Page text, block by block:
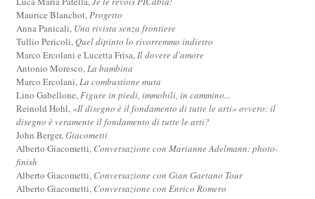
Maurice Blanchot,Progetto
Anna Panicali, Una rivista senza frontiere
Tullio Pericoli,Quel dipinto lo rivorremmo indietro
Marco Ercolani e Lucetta Frisa,Il dovere d'amore
Antonio Moresco,La bambina
Marco Ercolani,La combustione muta
Lino Gabellone,Figure in piedi, immobili, in cammino...
Reinold Hohl, «Il disegno è il fondamento di tutte le arti» ovvero: il
disegno è veramente il fondamento di tutte le arti?
John Berger,Giacometti
Alberto Giacometti, Conversazione con Marianne Adelmann: photo-
finish
Alberto Giacometti, Conversazione con Gian Gaetano Tour
Alberto Giacometti, Conversazione con Enrico Romero